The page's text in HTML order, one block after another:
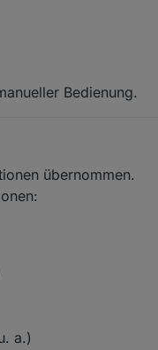
Bedienung.
übernommen.
a.)